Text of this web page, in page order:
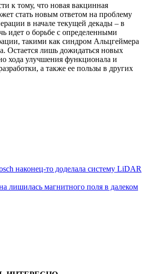
к тому, что новая вакцинная
стать новым ответом на проблему
в начале текущей декады – в
идет о борьбе с определенными
такими как синдром Альцгеймера
Остается лишь дожидаться новых
хода улучшения функционала и
а также ее пользы в других
наконец-то доделала систему LiDAR
лишилась магнитного поля в далеком